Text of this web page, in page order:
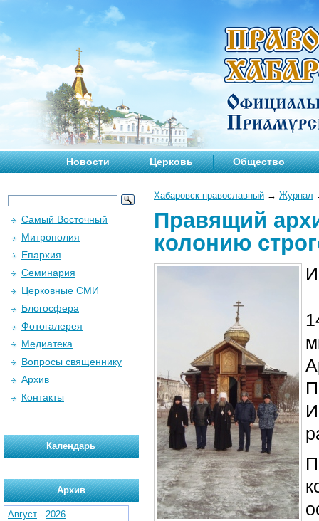
Новости Церковь Общество
Хабаровск православный → Журнал
Правящий
колонию
Самый Восточный
Митрополия
Епархия
Семинария
Церковные СМИ
Блогосфера
Фотогалерея
Медиатека
Вопросы священнику
Архив
Контакты
Календарь
Архив
Август - 2026